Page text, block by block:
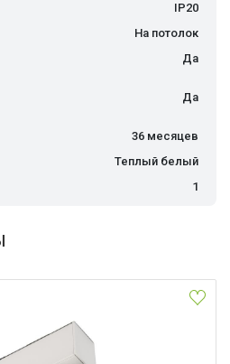
IP20
На потолок
Да
Да
36 месяцев
Теплый белый
1